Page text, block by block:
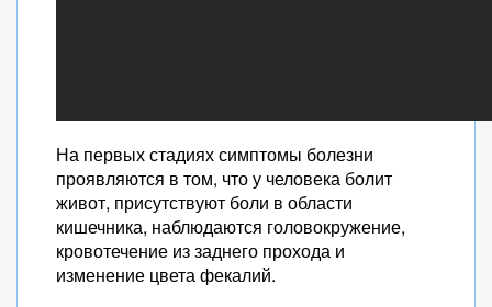
На первых стадиях симптомы болезни
проявляются в том, что у человека болит
живот, присутствуют боли в области
кишечника, наблюдаются головокружение,
кровотечение из заднего прохода и
изменение цвета фекалий.